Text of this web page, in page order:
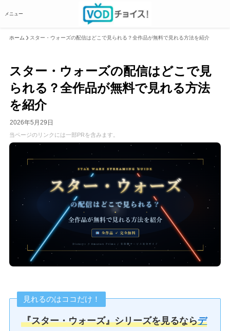
メニュー
ホーム スター・ウォーズの配信はどこで見られる？全作品が無料で見れる方法を紹介
スター・ウォーズの配信はどこで見
られる？全作品が無料で見れる方法
を紹介
2026年5月29日
当ページのリンクには一部PRを含みます。
見れるのはココだけ！
『スター・ウォーズ』シリーズを見るならデ